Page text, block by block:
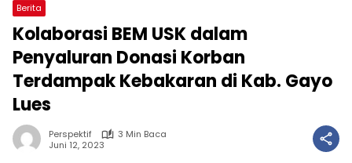
Berita
Kolaborasi BEM USK dalam
Penyaluran Donasi Korban
Terdampak Kebakaran di Kab. Gayo
Lues
Perspektif
3 Min Baca
Juni 12, 2023